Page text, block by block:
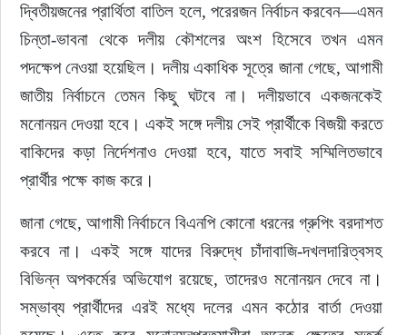
দ্বিতীয়জনের প্রার্থিতা বাতিল হলে, পরেরজন নির্বাচন করবেন—এমন
চিন্তা-ভাবনা থেকে দলীয় কৌশলের অংশ হিসেবে তখন এমন
পদক্ষেপ নেওয়া হয়েছিল। দলীয় একাধিক সূত্রে জানা গেছে, আগামী
জাতীয় নির্বাচনে তেমন কিছু ঘটবে না। দলীয়ভাবে একজনকেই
মনোনয়ন দেওয়া হবে। একই সঙ্গে দলীয় সেই প্রার্থীকে বিজয়ী করতে
বাকিদের কড়া নির্দেশনাও দেওয়া হবে, যাতে সবাই সম্মিলিতভাবে
প্রার্থীর পক্ষে কাজ করে।
জানা গেছে, আগামী নির্বাচনে বিএনপি কোনো ধরনের গ্রুপিং বরদাশত
করবে না। একই সঙ্গে যাদের বিরুদ্ধে চাঁদাবাজি-দখলদারিত্বসহ
বিভিন্ন অপকর্মের অভিযোগ রয়েছে, তাদেরও মনোনয়ন দেবে না।
সম্ভাব্য প্রার্থীদের এরই মধ্যে দলের এমন কঠোর বার্তা দেওয়া